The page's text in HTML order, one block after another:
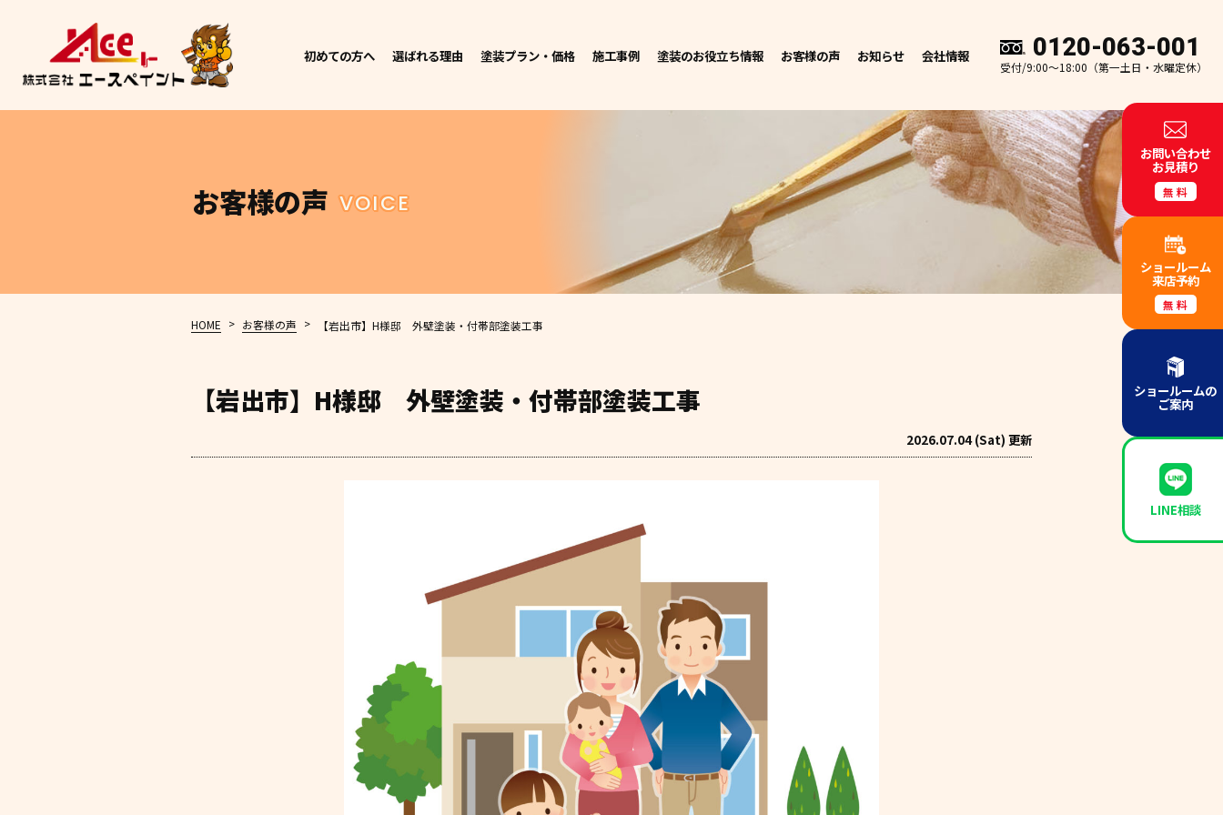
初めての方へ 選ばれる理由 塗装プラン・価格 施工事例 塗装のお役立ち情報 お客様の声 お知らせ 会社情報 0120-063-001
受付/9:00～18:00（第一土日・水曜定休）
お客様の声 VOICE
HOME > お客様の声 > 【岩出市】H様邸 外壁塗装・付帯部塗装工事
【岩出市】H様邸 外壁塗装・付帯部塗装工事
2026.07.04 (Sat) 更新
お問い合わせ
お見積り
無料
ショールーム
来店予約
無料
ショールームの
ご案内
LINE相談